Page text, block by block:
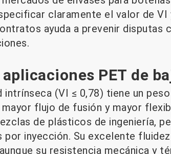
claramente el valor de VI
ayuda a prevenir disputas
PET de
intrínseca (VI ≤ 0,78) tiene un
flujo de fusión y mayor
de plásticos de ingeniería,
inyección. Su excelente
su resistencia mecánica y